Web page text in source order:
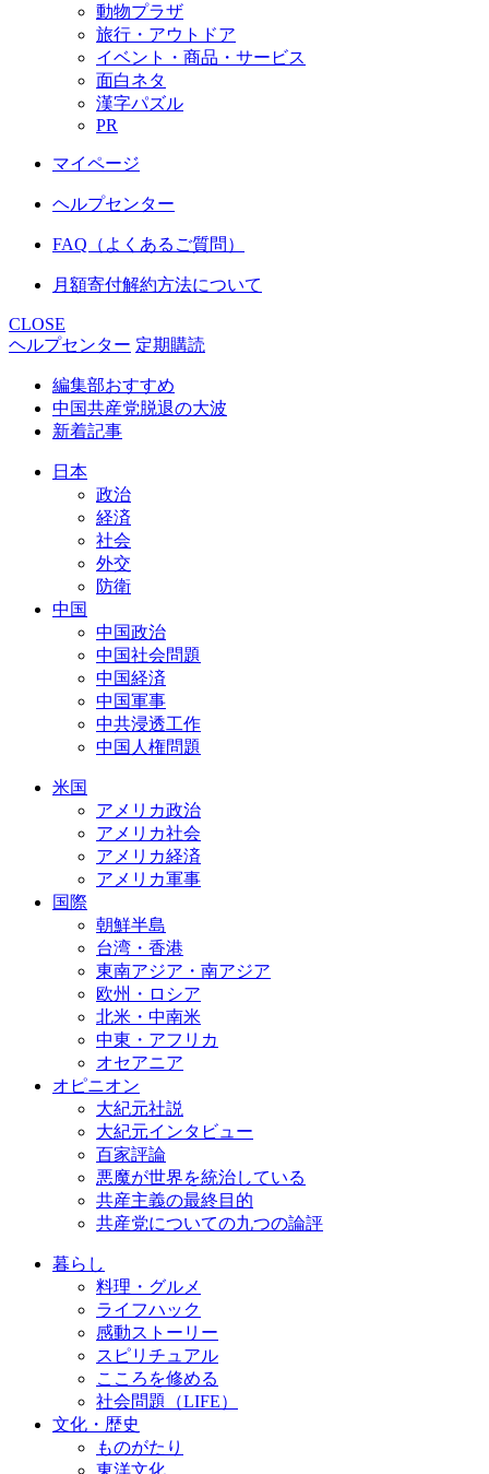
動物プラザ
旅行・アウトドア
イベント・商品・サービス
面白ネタ
漢字パズル
PR
マイページ
ヘルプセンター
FAQ（よくあるご質問）
月額寄付解約方法について
CLOSE
ヘルプセンター 定期購読
編集部おすすめ
中国共産党脱退の大波
新着記事
日本
政治
経済
社会
外交
防衛
中国
中国政治
中国社会問題
中国経済
中国軍事
中共浸透工作
中国人権問題
米国
アメリカ政治
アメリカ社会
アメリカ経済
アメリカ軍事
国際
朝鮮半島
台湾・香港
東南アジア・南アジア
欧州・ロシア
北米・中南米
中東・アフリカ
オセアニア
オピニオン
大紀元社説
大紀元インタビュー
百家評論
悪魔が世界を統治している
共産主義の最終目的
共産党についての九つの論評
暮らし
料理・グルメ
ライフハック
感動ストーリー
スピリチュアル
こころを修める
社会問題（LIFE）
文化・歴史
ものがたり